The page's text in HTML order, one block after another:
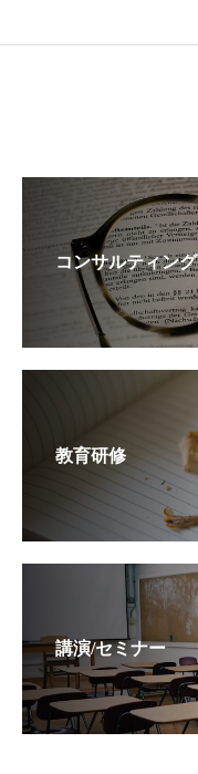
コンサルティング
教育研修
講演/セミナー